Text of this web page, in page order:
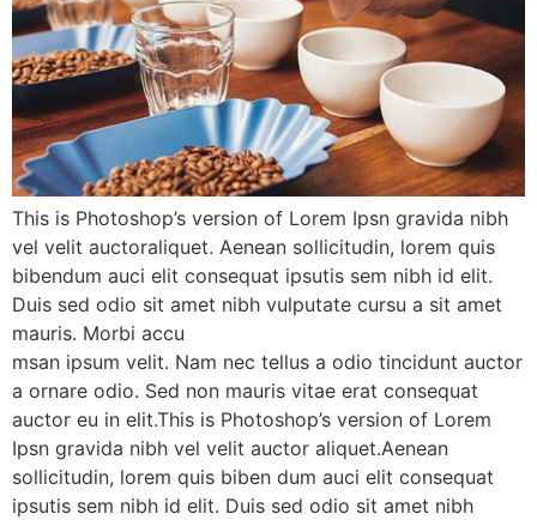
This is Photoshop’s version of Lorem Ipsn gravida nibh
vel velit auctoraliquet. Aenean sollicitudin, lorem quis
bibendum auci elit consequat ipsutis sem nibh id elit.
Duis sed odio sit amet nibh vulputate cursu a sit amet
mauris. Morbi accu
msan ipsum velit. Nam nec tellus a odio tincidunt auctor
a ornare odio. Sed non mauris vitae erat consequat
auctor eu in elit.This is Photoshop’s version of Lorem
Ipsn gravida nibh vel velit auctor aliquet.Aenean
sollicitudin, lorem quis biben dum auci elit consequat
ipsutis sem nibh id elit. Duis sed odio sit amet nibh